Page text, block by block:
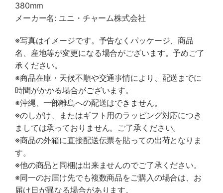
380mm
メーカー名: ユニ・チャーム株式会社
※写真はイメージです。予告なくパッケージ、商品
名、産地等が変更になる場合がございます。予めご了
承ください。
※商品在庫・天候不順や交通事情により、配送までに
時間がかかる場合がございます。
※沖縄、一部離島への配送はできません。
※のしがけ、またはギフト用のラッピング対応につき
ましては承っておりません。ご了承ください。
※商品の外箱に直接配送伝票を貼っての出荷となりま
す。
※他の商品と同梱は出来ませんのでご了承ください。
※同一のお届け先でも複数商品をご購入の場合は、お
届け日が異なる場合があります。